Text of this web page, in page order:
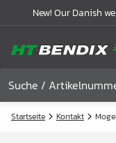
New! Our Danish
Startseite Kontakt